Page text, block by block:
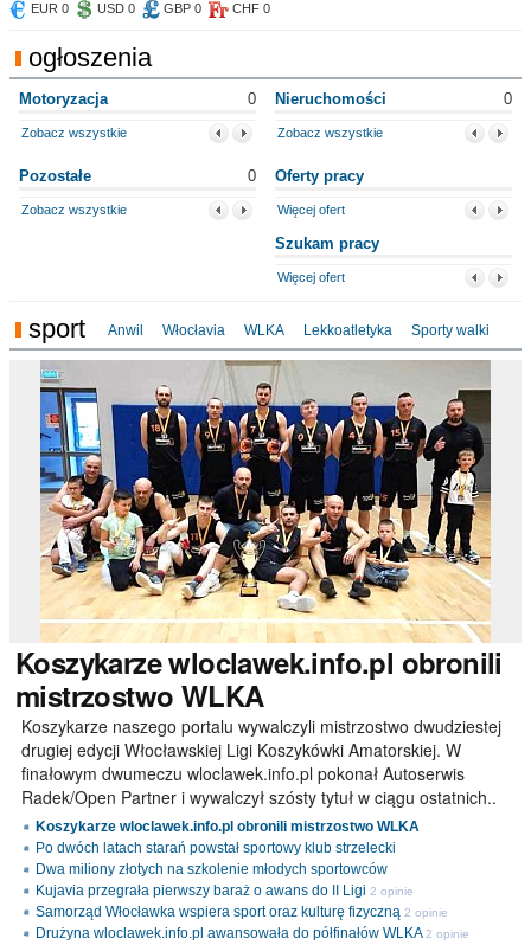
EUR 0 USD 0 GBP 0 CHF 0
ogłoszenia
Motoryzacja 0
Zobacz wszystkie
Nieruchomości 0
Zobacz wszystkie
Pozostałe 0
Zobacz wszystkie
Oferty pracy
Więcej ofert
Szukam pracy
Więcej ofert
sport Anwil Włocłavia WLKA Lekkoatletyka Sporty walki
Koszykarzewloclawek.info.pl obronili
mistrzostwo WLKA
Koszykarze naszego portalu wywalczyli mistrzostwo dwudziestej
drugiej edycji Włocławskiej Ligi Koszykówki Amatorskiej. W
finałowym dwumeczu wloclawek.info.pl pokonał Autoserwis
Radek/Open Partner i wywalczył szósty tytuł w ciągu ostatnich..
Koszykarze wloclawek.info.pl obronili mistrzostwo WLKA
Po dwóch latach starań powstał sportowy klub strzelecki
Dwa miliony złotych na szkolenie młodych sportowców
Kujavia przegrała pierwszy baraż o awans do II Ligi 2 opinie
Samorząd Włocławka wspiera sport oraz kulturę fizyczną 2 opinie
Drużyna wloclawek.info.pl awansowała do półfinałów WLKA 2 opinie